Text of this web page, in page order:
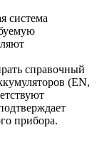
система
справочный
(EN,
прибора.